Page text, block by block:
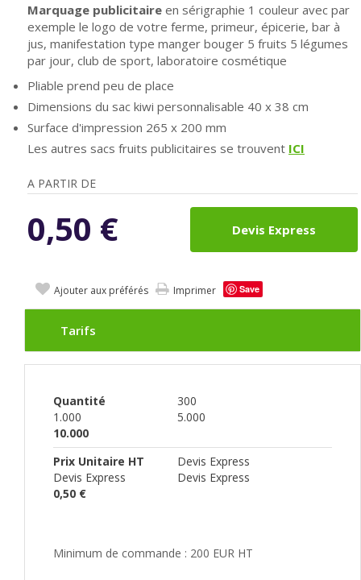
Marquage publicitaire en sérigraphie 1 couleur avec par
exemple le logo de votre ferme, primeur, épicerie, bar à
jus, manifestation type manger bouger 5 fruits 5 légumes
par jour, club de sport, laboratoire cosmétique
Pliable prend peu de place
Dimensions du sac kiwi personnalisable 40 x 38 cm
Surface d'impression 265 x 200 mm
Les autres sacs fruits publicitaires se trouvent ICI
A PARTIR DE
0,50 € Devis Express
Ajouter aux préférés Imprimer Save
Tarifs
Quantité
300
1.000
5.000
10.000
Prix Unitaire HT
Devis Express
Devis Express
Devis Express
0,50 €
Minimum de commande : 200 EUR HT